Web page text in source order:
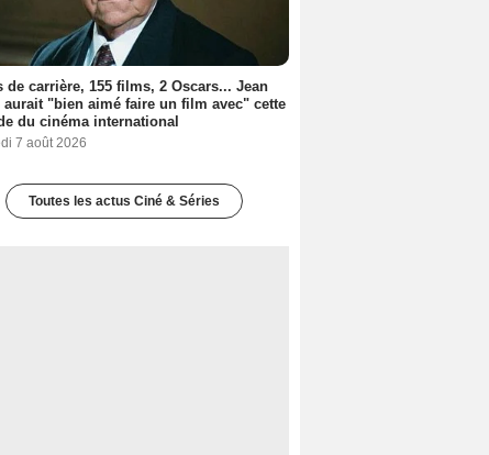
de carrière, 155 films, 2 Oscars... Jean
aurait "bien aimé faire un film avec" cette
du cinéma international
7 août 2026
Toutes les actus Ciné & Séries